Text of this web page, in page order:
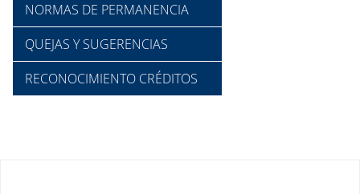
NORMAS DE PERMANENCIA
QUEJAS Y SUGERENCIAS
RECONOCIMIENTO CRÉDITOS